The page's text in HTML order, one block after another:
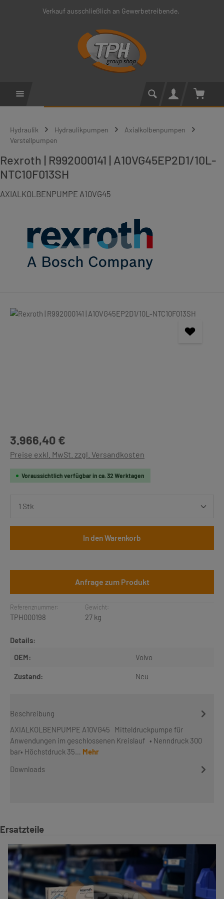
Zum Hauptinhalt springenVerkauf ausschließlich an Gewerbetreibende.
Hydraulik Hydraulikpumpen
Axialkolbenpumpen
Verstellpumpen
Rexroth | R992000141 | A10VG45EP2D1/10L-
NTC10F013SH
AXIALKOLBENPUMPE A10VG45
Bildergalerie überspringen
Regulärer Preis:
3.966,40 €
Preise exkl. MwSt. zzgl. Versandkosten
Voraussichtlich verfügbar in ca. 32 Werktagen
In den Warenkorb
Anfrage zum Produkt
Referenznummer:
TPH000198
Gewicht:
27 kg
Details:
OEM:
Volvo
Zustand: Neu
Beschreibung
AXIALKOLBENPUMPE A10VG45 Mitteldruckpumpe für
Anwendungen im geschlossenen Kreislauf • Nenndruck 300
bar• Höchstdruck 35… Mehr
Downloads
Produktgalerie überspringen
Ersatzteile